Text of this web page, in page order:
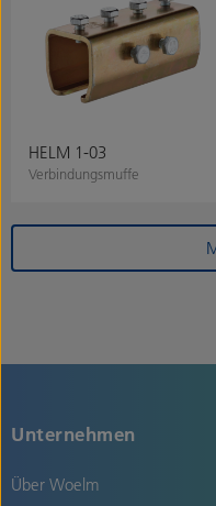
HELM 1-03
Verbindungsmuffe
Unternehmen
Über Woelm